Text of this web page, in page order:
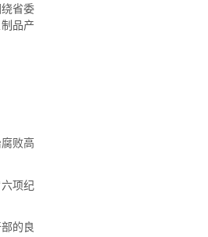
省委
品产
败高
项纪
的良